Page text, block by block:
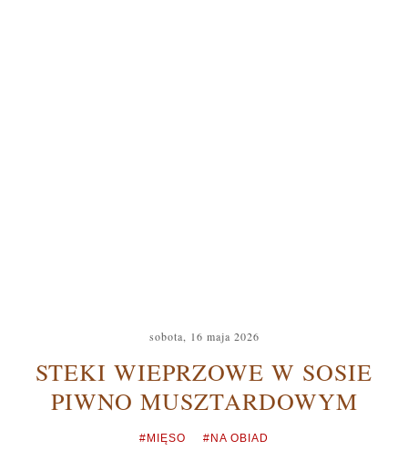
sobota, 16 maja 2026
STEKI WIEPRZOWE W SOSIE
PIWNO MUSZTARDOWYM
#MIĘSO #NA OBIAD